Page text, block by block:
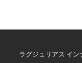
ラグジュリアス イン